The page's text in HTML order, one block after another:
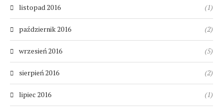
listopad 2016 (1)
październik 2016 (2)
wrzesień 2016 (5)
sierpień 2016 (2)
lipiec 2016 (1)